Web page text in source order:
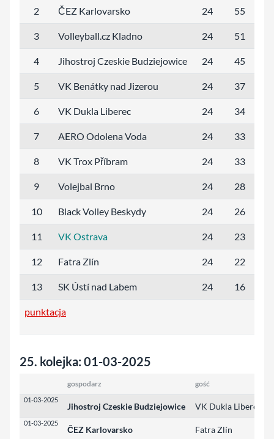
2 ČEZ Karlovarsko 24 55
3 Volleyball.cz Kladno 24 51
4 Jihostroj Czeskie Budziejowice 24 45
5 VK Benátky nad Jizerou 24 37
6 VK Dukla Liberec 24 34
7 AERO Odolena Voda 24 33
8 VK Trox Příbram 24 33
9 Volejbal Brno 24 28
10 Black Volley Beskydy 24 26
11 VK Ostrava 24 23
12 Fatra Zlín 24 22
13 SK Ústí nad Labem 24 16
punktacja
25. kolejka: 01-03-2025
gospodarz gość
01-03-2025
Jihostroj Czeskie Budziejowice VK Dukla Liberec
01-03-2025
ČEZ Karlovarsko Fatra Zlín